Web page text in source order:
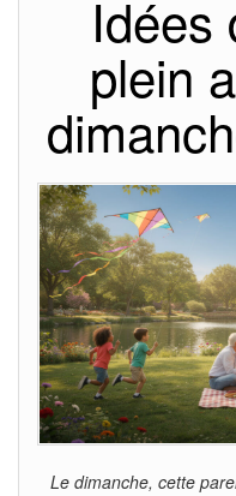
Idées
plein
Le dimanche, cette